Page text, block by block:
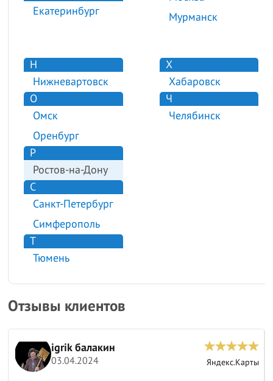
Екатеринбург
Мурманск
Н
Нижневартовск
О
Омск
Оренбург
Р
Ростов-на-Дону
С
Санкт-Петербург
Симферополь
Т
Тюмень
Х
Хабаровск
Ч
Челябинск
Отзывы клиентов
igrik балакин
03.04.2024 Яндекс.Карты